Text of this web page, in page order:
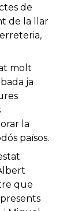
de
de la llar
molt
ja
la
països.
que